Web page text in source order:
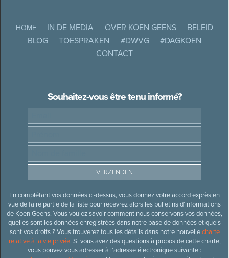
HOME IN DE MEDIA OVER KOEN GEENS
BELEID
BLOG
TOESPRAKEN #DWVG
#DAGKOEN
CONTACT
Souhaitez-vous être tenu informé?
En complétant vos données ci-dessus, vous donnez votre accord exprès en
vue de faire partie de la liste pour recevrez alors les bulletins d’informations
de Koen Geens. Vous voulez savoir comment nous conservons vos données,
quelles sont les données enregistrées dans notre base de données et quels
sont vos droits ? Vous trouverez tous les détails dans notre nouvellecharte
relative à la vie privée. Si vous avez des questions à propos de cette charte,
vous pouvez vous adresser à l’adresse électronique suivante :